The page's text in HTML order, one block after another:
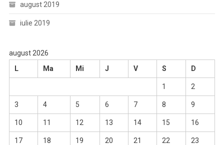
august 2019
iulie 2019
august 2026
L
Ma Mi J V S D
1 2
3 4 5 6 7 8 9
10 11 12 13 14 15 16
17 18 19 20 21 22 23